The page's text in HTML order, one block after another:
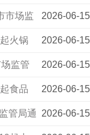
型违法 2026-06-15
市场监
件，
等。
2026-06-15
火锅
2026-06-15
监管
。个
用废弃
2026-06-15
食品
2026-06-15
管局通